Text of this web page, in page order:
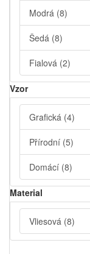
Modrá (8)
Šedá (8)
Fialová (2)
Vzor
Grafická (4)
Přírodní (5)
Domácí (8)
Material
Vliesová (8)